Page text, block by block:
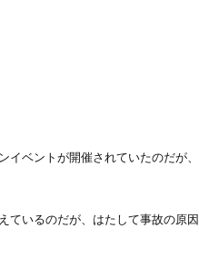
ベントが開催されていたのだが、
ているのだが、はたして事故の原因